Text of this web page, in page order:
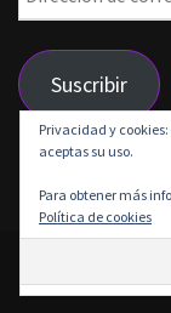
de
correo
electrónico
Suscribir
Únete a otros 9
© 2026 Grunge
Privacidad y
aceptas su uso.
Para obtener más
Política de cookies